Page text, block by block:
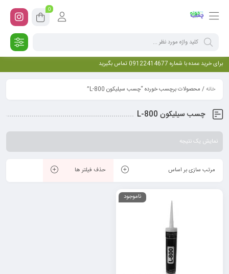
0
برای خرید عمده با شماره 09122414677 تماس بگیرید
خانه/ محصولات برچسب خورده “چسب سیلیکون L-800”
چسب سیلیکون L-800
نمایش یک نتیجه
مرتب سازی بر اساس حذف فیلتر ها
ناموجود